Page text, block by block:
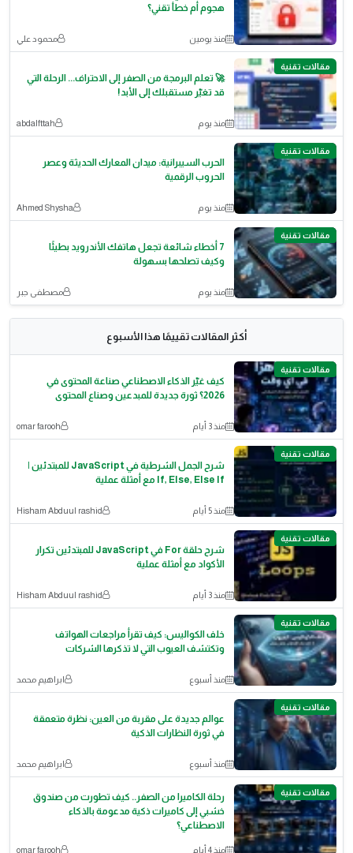
هجوم أم خطأ تقني؟
منذ يومين محمود علي
مقالات تقنية
🚀 تعلم البرمجة من الصفر إلى الاحتراف... الرحلة التي
قد تغيّر مستقبلك إلى الأبد!
منذ يوم abdalfttah
مقالات تقنية
الحرب السيبرانية: ميدان المعارك الحديثة وعصر
الحروب الرقمية
منذ يوم Ahmed Shysha
مقالات تقنية
7 أخطاء شائعة تجعل هاتفك الأندرويد بطيئًا
وكيف تصلحها بسهولة
منذ يوم مصطفى جبر
أكثر المقالات تقييمًا هذا الأسبوع
مقالات تقنية
كيف غيّر الذكاء الاصطناعي صناعة المحتوى في
2026؟ ثورة جديدة للمبدعين وصناع المحتوى
منذ 3 أيام omar farooh
مقالات تقنية
شرح الجمل الشرطية في JavaScript للمبتدئين |
If, Else, Else If مع أمثلة عملية
منذ 5 أيام Hisham Abduul rashid
مقالات تقنية
شرح حلقة For في JavaScript للمبتدئين تكرار
الأكواد مع أمثلة عملية
منذ 3 أيام Hisham Abduul rashid
مقالات تقنية
خلف الكواليس: كيف تقرأ مراجعات الهواتف
وتكتشف العيوب التي لا تذكرها الشركات
منذ أسبوع ابراهيم محمد
مقالات تقنية
عوالم جديدة على مقربة من العين: نظرة متعمقة
في ثورة النظارات الذكية
منذ أسبوع ابراهيم محمد
مقالات تقنية
رحلة الكاميرا من الصفر.. كيف تطورت من صندوق
خشبي إلى كاميرات ذكية مدعومة بالذكاء
الاصطناعي؟
منذ 4 أيام omar farooh